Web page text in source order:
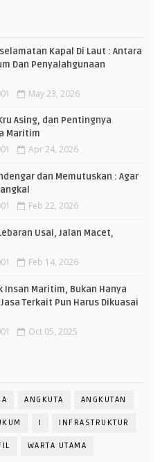
Kapal Di Laut : Antara
Dan Penyalahgunaan
May 23, 2026
Asing, dan Pentingnya
Maritim
Apr 24, 2026
dan Memutuskan : Agar
Feb 22, 2026
Usai, Jalan Macet,
Feb 14, 2026
Insan Maritim, Bukan Hanya
Terkait Pun Harus Dikuasai
Oct 05, 2025
ANGKUTA ANGKUTAN
I INFRASTRUKTUR
WARTA UTAMA